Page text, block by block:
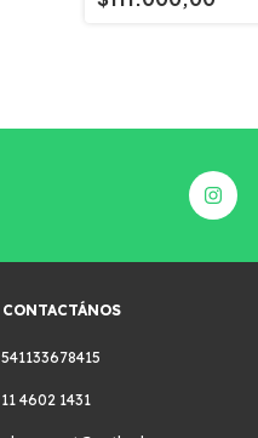
CONTACTÁNOS
541133678415
11 4602 1431